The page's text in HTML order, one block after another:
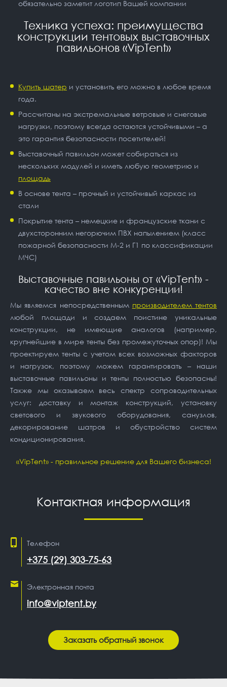
обязательно заметит логотип Вашей компании
Техника успеха: преимущества
конструкции тентовых выставочных
павильонов «VipTent»
Купить шатер и установить его можно в любое время
года.
Рассчитаны на экстремальные ветровые и снеговые
нагрузки, поэтому всегда остаются устойчивыми – а
это гарантия безопасности посетителей!
Выставочный павильон может собираться из
нескольких модулей и иметь любую геометрию и
площадь
В основе тента – прочный и устойчивый каркас из
стали
Покрытие тента – немецкие и французские ткани с
двухсторонним негорючим ПВХ напылением (класс
пожарной безопасности М-2 и Г1 по классификации
МЧС)
Выставочные павильоны от «VipTent» -
качество вне конкуренции!
Мы являемся непосредственным производителем тентов
любой площади и создаем поистине уникальные
конструкции, не имеющие аналогов (например,
крупнейшие в мире тенты без промежуточных опор)! Мы
проектируем тенты с учетом всех возможных факторов
и нагрузок, поэтому можем гарантировать – наши
выставочные павильоны и тенты полностью безопасны!
Также мы оказываем весь спектр сопроводительных
услуг: доставку и монтаж конструкций, установку
светового и звукового оборудования, санузлов,
декорирование шатров и обустройство систем
кондиционирования.
«VipTent» - правильное решение для Вашего бизнеса!
Контактная информация
Телефон
+375 (29) 303-75-63
Электронная почта
info@viptent.by
Заказать обратный звонок